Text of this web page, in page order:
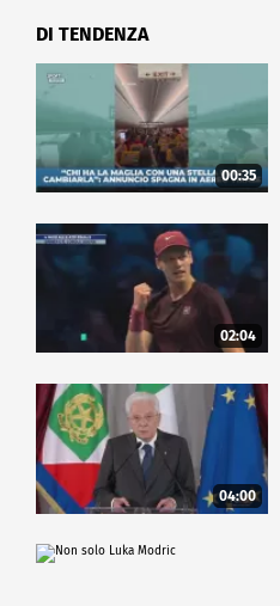
DI TENDENZA
00:35
02:04
04:00